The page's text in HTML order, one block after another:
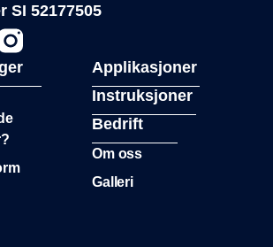
SI 52177505
Applikasjoner
Instruksjoner
Bedrift
Om oss
Galleri